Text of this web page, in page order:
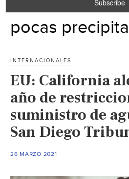
pocas
INTERNACIONALES
EU: California
año de
suministro de
San Diego
26 MARZO 2021